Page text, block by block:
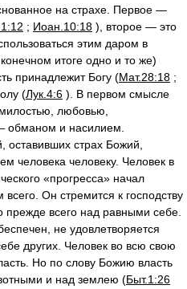
на страхе. Первое —
; Иоан.10:18 ), второе — это
этим даром в
итоге одно и то же)
принадлежит Богу (Мат.28:18 ;
(Лук.4:6 ). В первом смысле
любовью,
обманом и насилием.
оставивших страх Божий,
человека человеку. Человек в
«прогресса» начал
Он стремится к господству
прежде всего над равными себе.
не удовлетворяется
других. Человек во всю свою
Но по слову Божию власть
и над землею (Быт.1:26